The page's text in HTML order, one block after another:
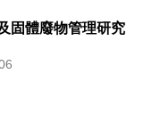
固體廢物管理研究